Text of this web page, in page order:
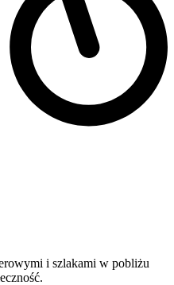
i szlakami w pobliżu